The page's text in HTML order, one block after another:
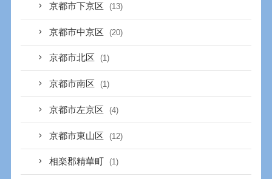
京都市下京区 (13)
京都市中京区 (20)
京都市北区 (1)
京都市南区 (1)
京都市左京区 (4)
京都市東山区 (12)
相楽郡精華町 (1)